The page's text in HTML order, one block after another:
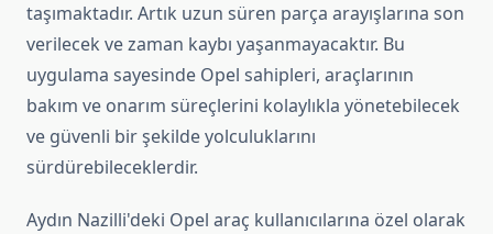
taşımaktadır. Artık uzun süren parça arayışlarına son
verilecek ve zaman kaybı yaşanmayacaktır. Bu
uygulama sayesinde Opel sahipleri, araçlarının
bakım ve onarım süreçlerini kolaylıkla yönetebilecek
ve güvenli bir şekilde yolculuklarını
sürdürebileceklerdir.
Aydın Nazilli'deki Opel araç kullanıcılarına özel olarak